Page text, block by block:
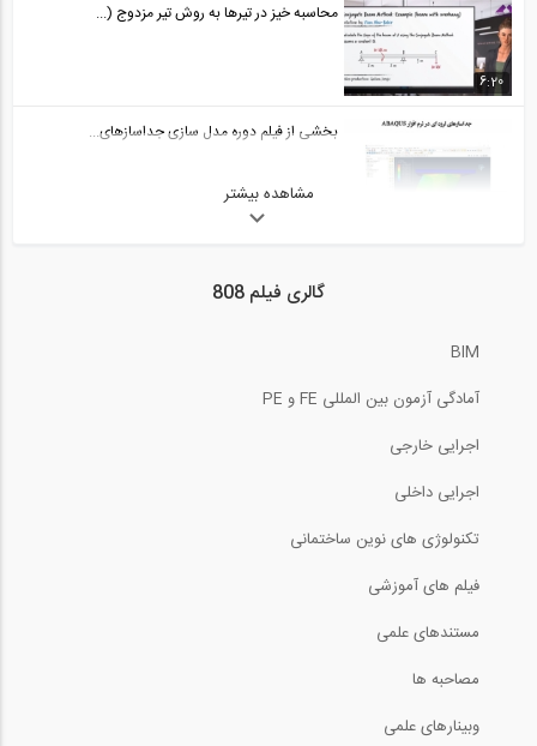
6:20
محاسبه خیز در تیرها به روش تیر مزدوج (...
بخشی از فیلم دوره مدل سازی جداسازهای...
4:35
مشاهده بیشتر
گالری فیلم 808
BIM
آمادگی آزمون بین المللی FE و PE
اجرایی خارجی
اجرایی داخلی
تکنولوژی های نوین ساختمانی
فیلم های آموزشی
مستندهای علمی
مصاحبه ها
وبینارهای علمی